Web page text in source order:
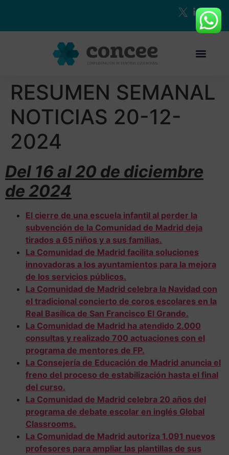
RESUMEN SEMANAL
NOTICIAS 20-12-
2024
Del 16 al 20 de diciembre
de 2024
El cierre de una escuela infantil al perder la
subvención de la Comunidad de Madrid deja
tirados a 65 niños y a sus familias.
La Comunidad de Madrid facilita soluciones
innovadoras a los ayuntamientos para la mejora
de los servicios públicos.
La Comunidad de Madrid celebra la Navidad con
el tradicional concierto de coros escolares en la
Real Basílica de San Francisco El Grande.
La Comunidad de Madrid ha atendido 2.000
consultas y realizado 700 actuaciones con el
programa de mentores de FP.
La Consejería de Educación de Madrid anuncia el
freno del proceso de estabilización hasta el final
del curso.
La Comunidad de Madrid celebra 20 años del
programa de debate escolar en inglés Global
Classrooms.
La Comunidad de Madrid autoriza 1.091 nuevos
profesores para ampliar las plantillas de sus